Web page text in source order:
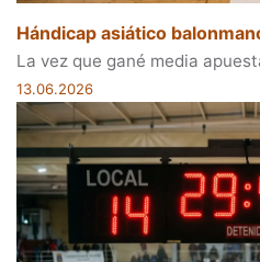
Hándicap asiático
La vez que gané media
13.06.2026